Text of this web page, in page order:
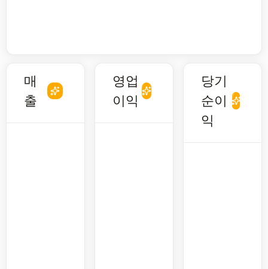
매
출
영업
이익
당기
순이
익